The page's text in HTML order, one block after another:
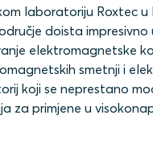
laboratoriju Roxtec u
doista
elektromagnetske
smetnji i
koji se neprestano
za primjene u